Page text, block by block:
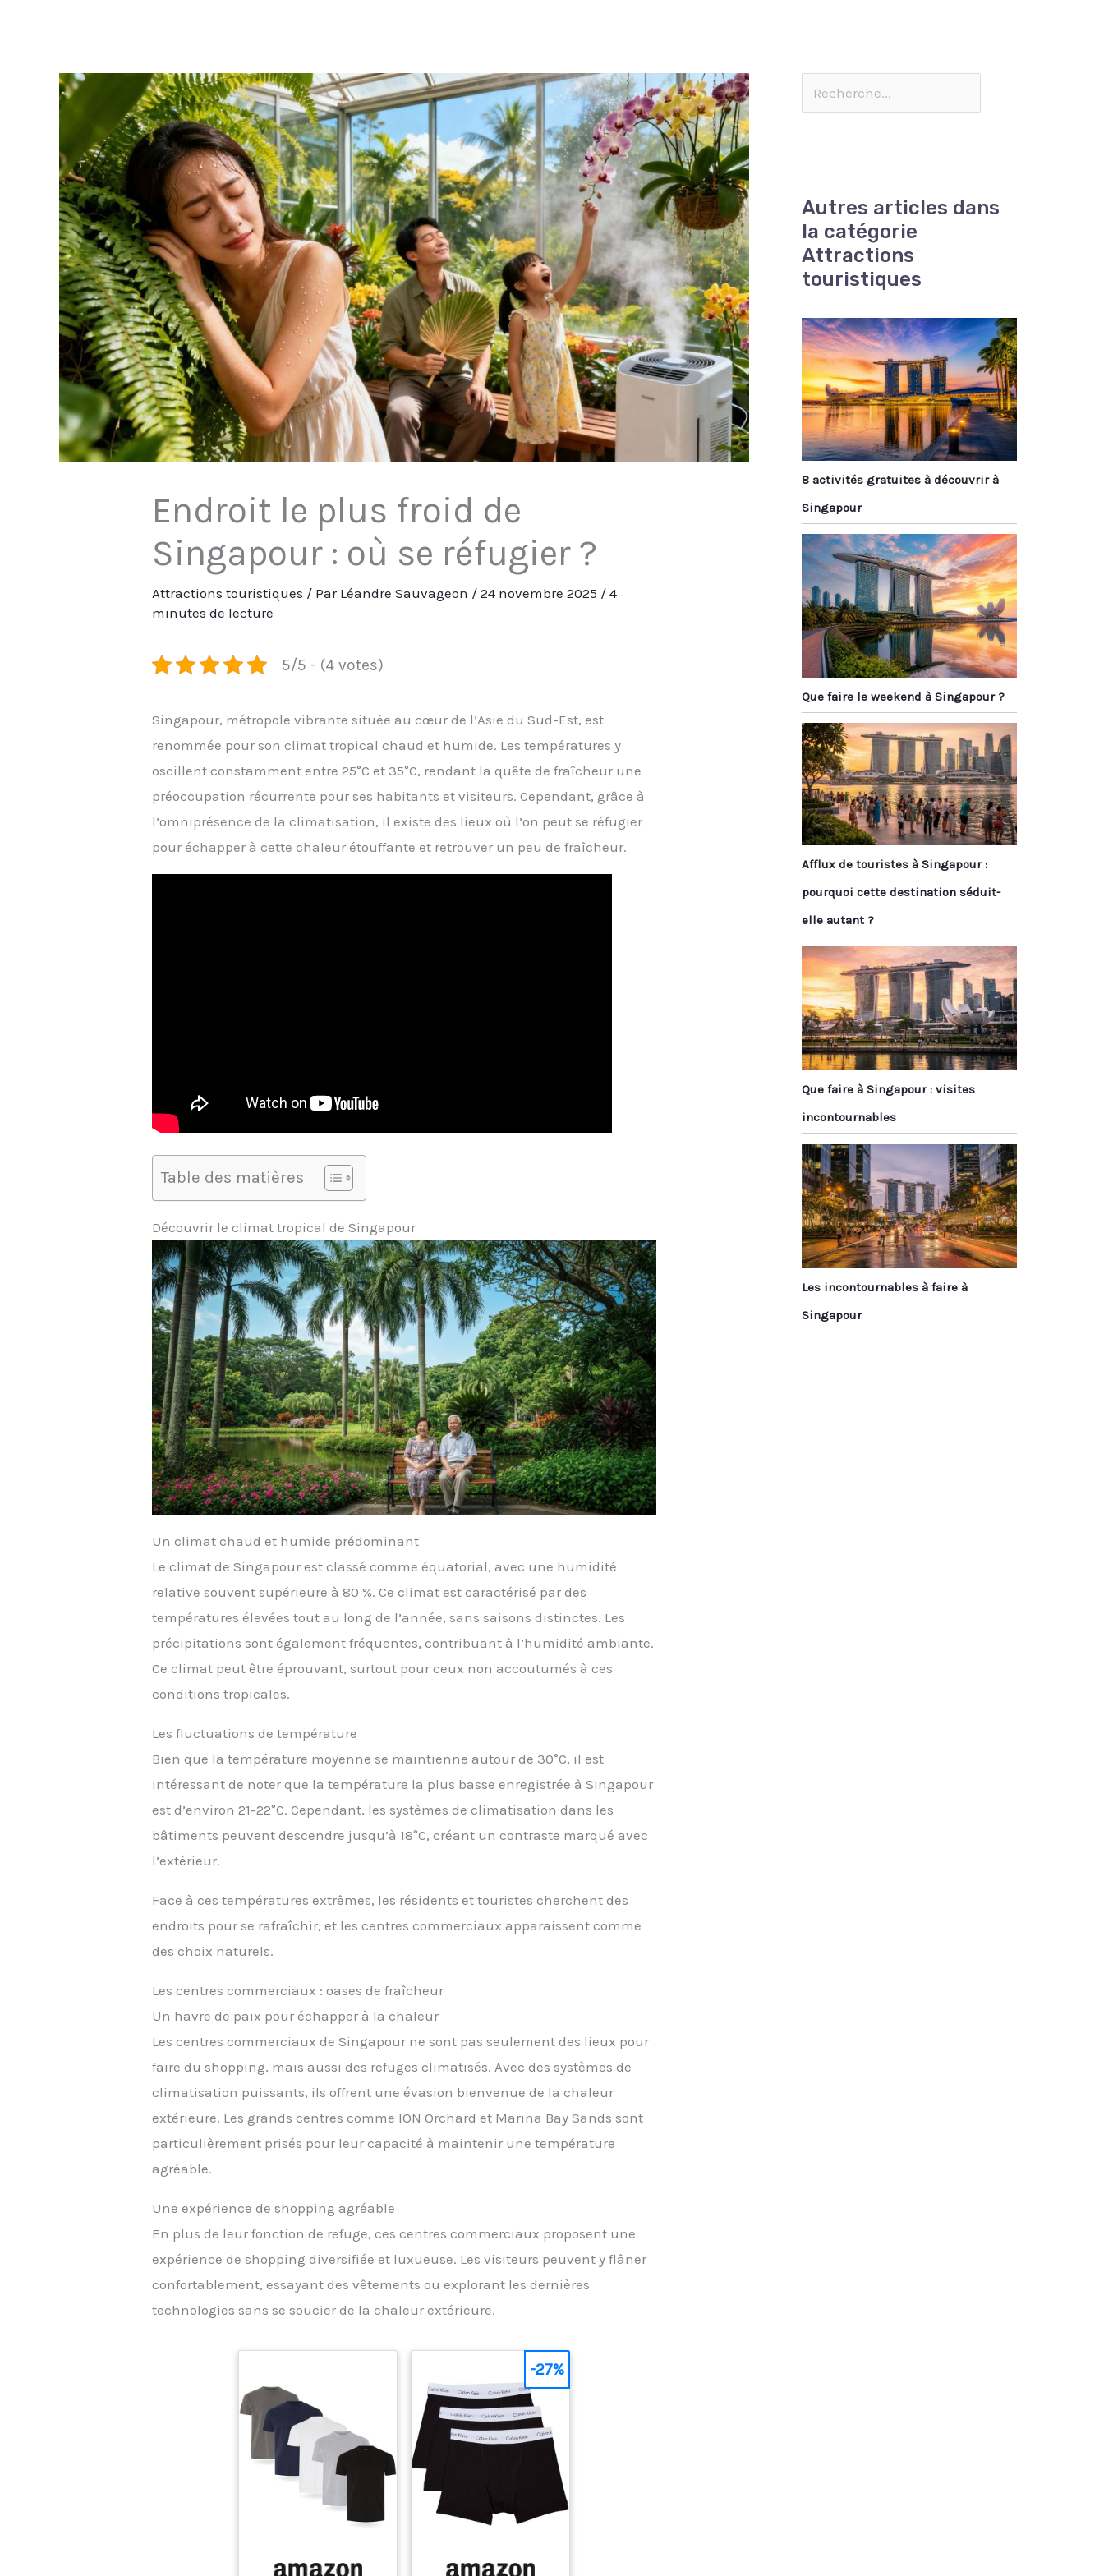
Endroit le plus froid de
Singapour : où se réfugier ?
Attractions touristiques / Par Léandre Sauvageon /24 novembre 2025 /4
minutes de lecture
5/5 - (4 votes)
Singapour, métropole vibrante située au cœur de l’Asie du Sud-Est, est
renommée pour son climat tropical chaud et humide. Les températures y
oscillent constamment entre 25°C et 35°C, rendant la quête de fraîcheur une
préoccupation récurrente pour ses habitants et visiteurs. Cependant, grâce à
l’omniprésence de la climatisation, il existe des lieux où l’on peut se réfugier
pour échapper à cette chaleur étouffante et retrouver un peu de fraîcheur.
Table des matières
Découvrir le climat tropical de Singapour
Un climat chaud et humide prédominant
Le climat de Singapour est classé comme équatorial, avec une humidité
relative souvent supérieure à 80 %. Ce climat est caractérisé par des
températures élevées tout au long de l’année, sans saisons distinctes. Les
précipitations sont également fréquentes, contribuant à l’humidité ambiante.
Ce climat peut être éprouvant, surtout pour ceux non accoutumés à ces
conditions tropicales.
Les fluctuations de température
Bien que la température moyenne se maintienne autour de 30°C, il est
intéressant de noter que la température la plus basse enregistrée à Singapour
est d’environ 21-22°C. Cependant, les systèmes de climatisation dans les
bâtiments peuvent descendre jusqu’à 18°C, créant un contraste marqué avec
l’extérieur.
Face à ces températures extrêmes, les résidents et touristes cherchent des
endroits pour se rafraîchir, et les centres commerciaux apparaissent comme
des choix naturels.
Les centres commerciaux : oases de fraîcheur
Un havre de paix pour échapper à la chaleur
Les centres commerciaux de Singapour ne sont pas seulement des lieux pour
faire du shopping, mais aussi des refuges climatisés. Avec des systèmes de
climatisation puissants, ils offrent une évasion bienvenue de la chaleur
extérieure. Les grands centres comme ION Orchard et Marina Bay Sands sont
particulièrement prisés pour leur capacité à maintenir une température
agréable.
Une expérience de shopping agréable
En plus de leur fonction de refuge, ces centres commerciaux proposent une
expérience de shopping diversifiée et luxueuse. Les visiteurs peuvent y flâner
confortablement, essayant des vêtements ou explorant les dernières
technologies sans se soucier de la chaleur extérieure.
-27%
Autres articles dans
la catégorie
Attractions
touristiques
8 activités gratuites à découvrir à
Singapour
Que faire le weekend à Singapour ?
Afflux de touristes à Singapour :
pourquoi cette destination séduit-
elle autant ?
Que faire à Singapour : visites
incontournables
Les incontournables à faire à
Singapour